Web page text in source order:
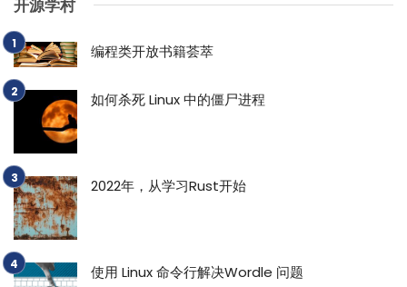
开源学村
编程类开放书籍荟萃
如何杀死 Linux 中的僵尸进程
2022年，从学习Rust开始
使用 Linux 命令行解决Wordle 问题